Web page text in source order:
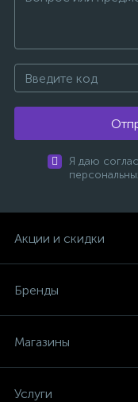
Я даю
Акции и скидки
Бренды
Магазины
Услуги